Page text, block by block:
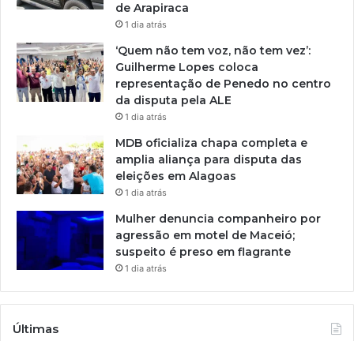
de Arapiraca
1 dia atrás
‘Quem não tem voz, não tem vez’:
Guilherme Lopes coloca
representação de Penedo no centro
da disputa pela ALE
1 dia atrás
MDB oficializa chapa completa e
amplia aliança para disputa das
eleições em Alagoas
1 dia atrás
Mulher denuncia companheiro por
agressão em motel de Maceió;
suspeito é preso em flagrante
1 dia atrás
Últimas